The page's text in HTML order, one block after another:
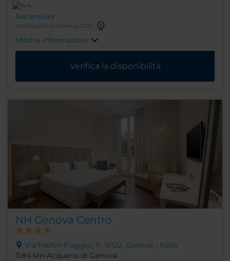
Recensioni
Certificato di Eccellenza 2025
Mostra informazioni
Verifica la disponibilità
NH Genova Centro
Via Martin Piaggio, 11, 16122, Genova - Italia
0.84 km Acquario di Genova